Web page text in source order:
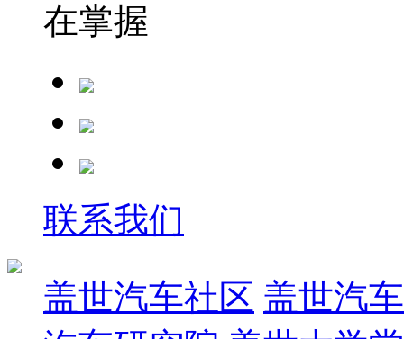
在掌握
联系我们
盖世汽车社区 盖世汽